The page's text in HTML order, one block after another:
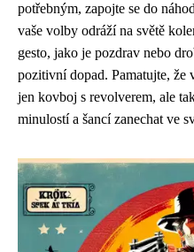
potřebným, zapojte se do
vaše volby odráží na světě
gesto, jako je pozdrav nebo
pozitivní dopad. Pamatujte, že
jen kovboj s revolverem, ale
minulostí a šancí zanechat ve